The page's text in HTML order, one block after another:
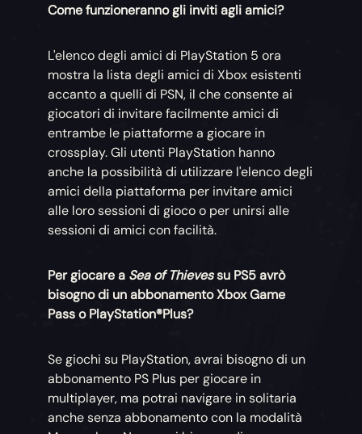
Come funzioneranno gli inviti agli amici?
L'elenco degli amici di PlayStation 5 ora
mostra la lista degli amici di Xbox esistenti
accanto a quelli di PSN, il che consente ai
giocatori di invitare facilmente amici di
entrambe le piattaforme a giocare in
crossplay. Gli utenti PlayStation hanno
anche la possibilità di utilizzare l'elenco degli
amici della piattaforma per invitare amici
alle loro sessioni di gioco o per unirsi alle
sessioni di amici con facilità.
Per giocare a Sea of Thievessu PS5 avrò
bisogno di un abbonamento Xbox Game
Pass o PlayStation®Plus?
Se giochi su PlayStation, avrai bisogno di un
abbonamento PS Plus per giocare in
multiplayer, ma potrai navigare in solitaria
anche senza abbonamento con la modalità